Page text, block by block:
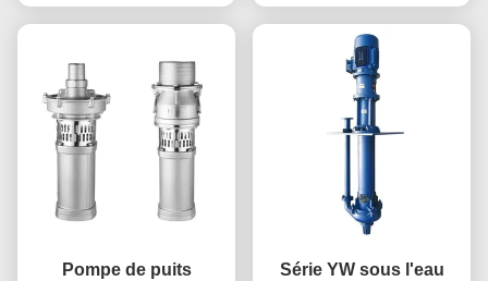
Pompe de puits
Série YW sous l'eau